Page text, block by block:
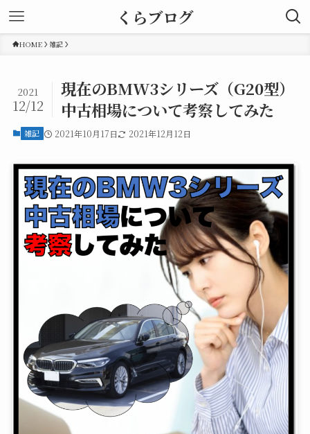
くらブログ
HOME 雑記
現在のBMW3シリーズ（G20型）
中古相場について考察してみた
2021
12/12
雑記 2021年10月17日 2021年12月12日